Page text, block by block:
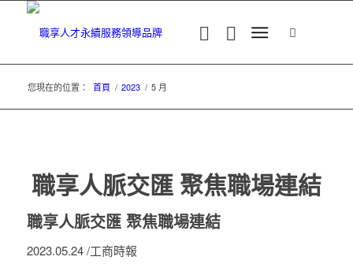
您現在的位置： 首頁 / 2023 / 5 月
職享人脈交匯 聚焦職場連結
職享人脈交匯 聚焦職場連結
2023.05.24 /工商時報